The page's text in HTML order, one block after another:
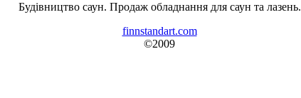
Будівництво саун. Продаж обладнання для саун та лазень.
finnstandart.com
©2009